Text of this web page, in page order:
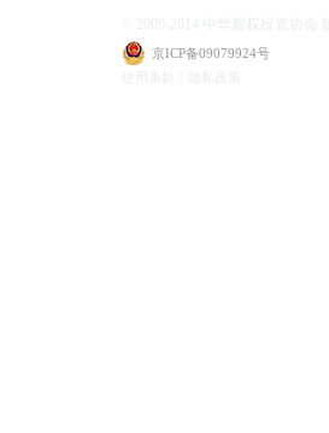
京ICP备09079924号